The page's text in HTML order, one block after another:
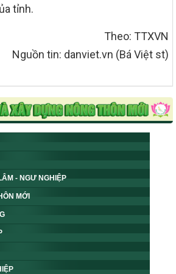
tỉnh.
Theo: TTXVN
Nguồn tin: danviet.vn (Bá Việt st)
- NGƯ NGHIỆP
MỚI